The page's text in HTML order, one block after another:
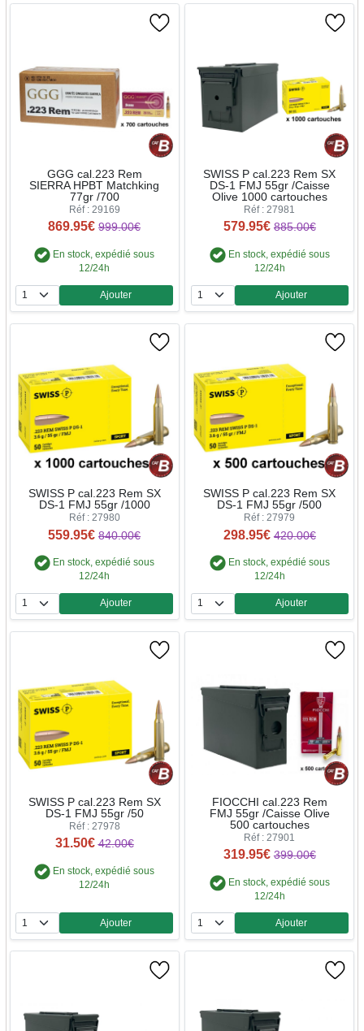
GGG cal.223 Rem
SIERRA HPBT Matchking
77gr /700
Réf : 29169
869.95€ 999.00€
En stock, expédié sous
12/24h
Quantité
Ajouter
SWISS P cal.223 Rem SX
DS-1 FMJ 55gr /Caisse
Olive 1000 cartouches
Réf : 27981
579.95€ 885.00€
En stock, expédié sous
12/24h
Quantité
Ajouter
SWISS P cal.223 Rem SX
DS-1 FMJ 55gr /1000
Réf : 27980
559.95€ 840.00€
En stock, expédié sous
12/24h
Quantité
Ajouter
SWISS P cal.223 Rem SX
DS-1 FMJ 55gr /500
Réf : 27979
298.95€ 420.00€
En stock, expédié sous
12/24h
Quantité
Ajouter
SWISS P cal.223 Rem SX
DS-1 FMJ 55gr /50
Réf : 27978
31.50€ 42.00€
En stock, expédié sous
12/24h
Quantité
Ajouter
FIOCCHI cal.223 Rem
FMJ 55gr /Caisse Olive
500 cartouches
Réf : 27901
319.95€ 399.00€
En stock, expédié sous
12/24h
Quantité
Ajouter